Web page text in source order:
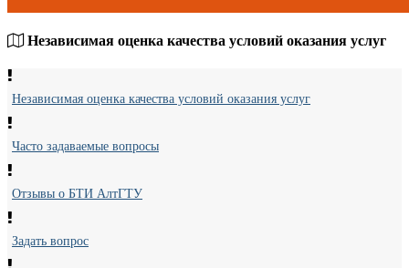
Независимая оценка качества условий оказания услуг
Независимая оценка качества условий оказания услуг
Часто задаваемые вопросы
Отзывы о БТИ АлтГТУ
Задать вопрос